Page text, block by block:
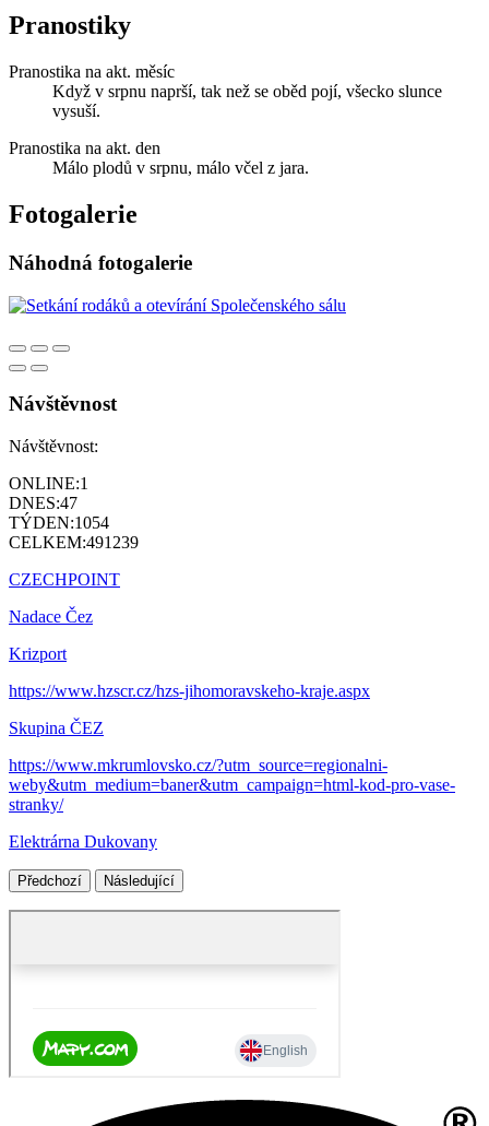
Pranostiky
Pranostika na akt. měsíc
Když v srpnu naprší, tak než se oběd pojí, všecko slunce
vysuší.
Pranostika na akt. den
Málo plodů v srpnu, málo včel z jara.
Fotogalerie
Náhodná fotogalerie
Návštěvnost
Návštěvnost:
ONLINE:1
DNES:47
TÝDEN:1054
CELKEM:491239
CZECHPOINT
Nadace Čez
Krizport
https://www.hzscr.cz/hzs-jihomoravskeho-kraje.aspx
Skupina ČEZ
https://www.mkrumlovsko.cz/?utm_source=regionalni-
weby&utm_medium=baner&utm_campaign=html-kod-pro-vase-
stranky/
Elektrárna Dukovany
Předchozí Následující